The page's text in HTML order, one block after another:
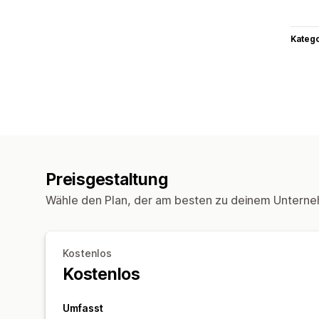
Preisgestaltung
Wähle den Plan, der am besten zu deinem
Kostenlos
Kostenlos
Umfasst